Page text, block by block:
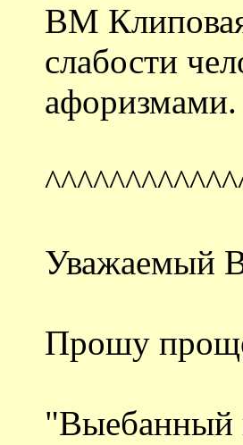
ВМ Клиповая
слабости
афоризмами.
Уважаемый
Прошу
"Выебанный